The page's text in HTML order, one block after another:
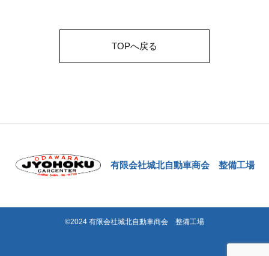
TOPへ戻る
有限会社城北自動車商会 整備工場
©2024 有限会社城北自動車商会 整備工場